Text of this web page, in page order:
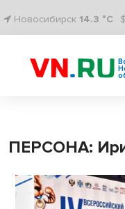
Новосибирск 14.3 °C
ПЕРСОНА: